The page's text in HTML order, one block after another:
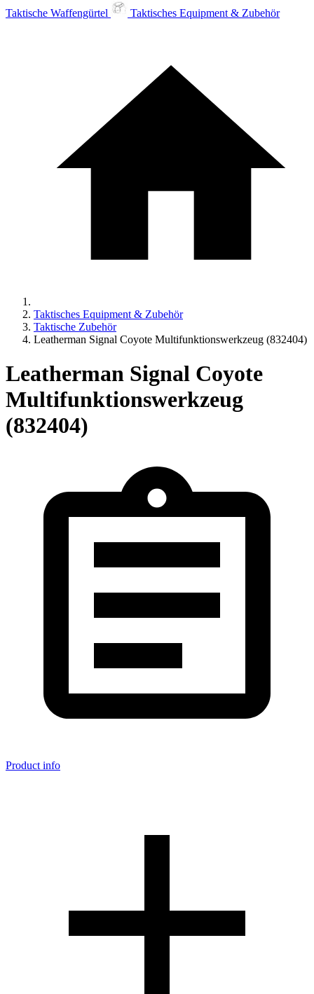
Taktische Waffengürtel
Taktisches Equipment & Zubehör
Taktisches Equipment & Zubehör
Taktische Zubehör
Leatherman Signal Coyote Multifunktionswerkzeug (832404)
Leatherman Signal Coyote
Multifunktionswerkzeug
(832404)
Product info